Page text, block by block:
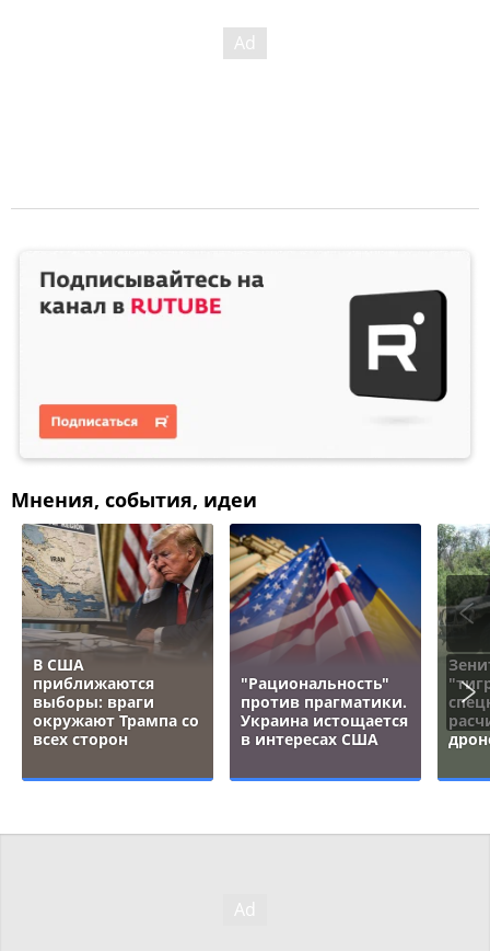
Мнения, события, идеи
В США
приближаются
выборы: враги
окружают Трампа со
всех сторон
"Рациональность"
против прагматики.
Украина истощается
в интересах США